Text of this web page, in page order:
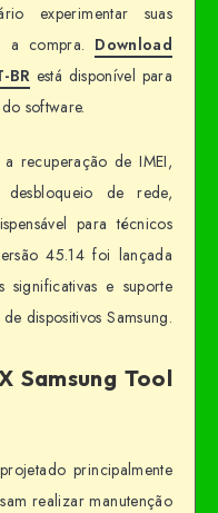
experimentar suas
a compra. Download
BR está disponível para
software.
a recuperação de IMEI,
de rede,
para técnicos
45.14 foi lançada
significativas e suporte
dispositivos Samsung.
Samsung Tool
principalmente
realizar manutenção